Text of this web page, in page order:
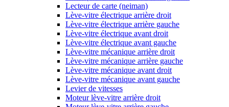
Lecteur de carte (neiman)
Lève-vitre électrique arrière droit
Lève-vitre électrique arrière gauche
Lève-vitre électrique avant droit
Lève-vitre électrique avant gauche
Lève-vitre mécanique arrière droit
Lève-vitre mécanique arrière gauche
Lève-vitre mécanique avant droit
Lève-vitre mécanique avant gauche
Levier de vitesses
Moteur lève-vitre arrière droit